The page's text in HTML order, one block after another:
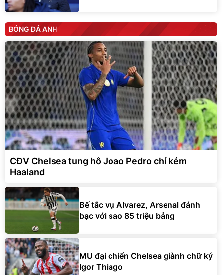
BÓNG ĐÁ ANH
CĐV Chelsea tung hô Joao Pedro chỉ kém
Haaland
Bế tắc vụ Alvarez, Arsenal đánh
bạc với sao 85 triệu bảng
MU đại chiến Chelsea giành chữ ký
Igor Thiago